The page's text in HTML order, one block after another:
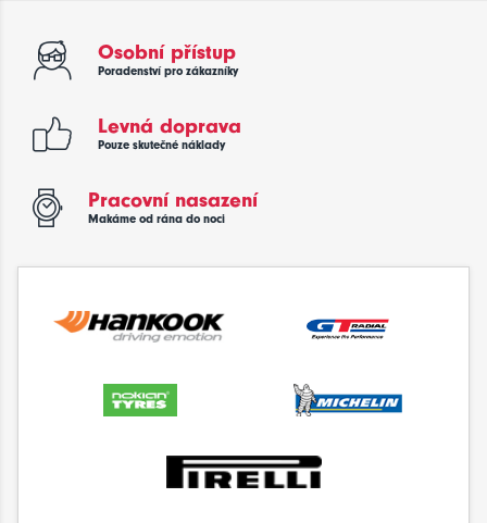
Osobní přístup
Poradenství pro zákazníky
Levná doprava
Pouze skutečné náklady
Pracovní nasazení
Makáme od rána do noci